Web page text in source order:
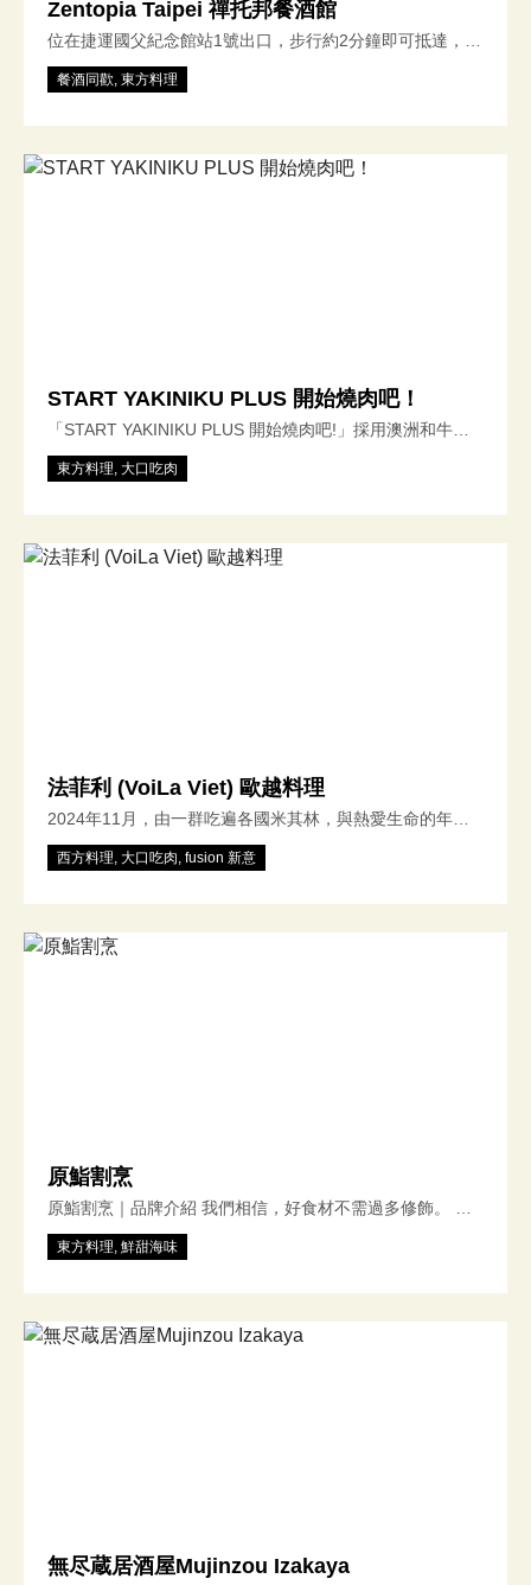
Zentopia Taipei 禪托邦餐酒館
位在捷運國父紀念館站1號出口，步行約2分鐘即可抵達，佔
地超過200坪以上的餐酒館，主打中式融合賽博龐克的風
格，從絢爛的燈牆裝飾到環繞著迷人燈光的吧台，每一處細
節都展現著獨特感，這裡的餐點不僅以外觀精緻著稱，由米
其林集團主廚為您帶來創意中式料理餐酒，結合了多層次的
口味，開啟一場視覺與味覺的雙重享受。每週三、五、六還
餐酒同歡, 東方料理
START YAKINIKU PLUS 開始燒肉吧！
「START YAKINIKU PLUS 開始燒肉吧!」採用澳洲和牛等
級M8-9及日本A5等級宮崎和牛，提供「吧台」及「包廂」
兩種不同的座位區域並提供專屬專業的燒肉服務，堅持炭火
燒烤的方式，只為了將「日式燒肉之美味」傳達給熱愛美食
的您
東方料理, 大口吃肉
法菲利 (VoiLa Viet) 歐越料理
2024年11月，由一群吃遍各國米其林，與熱愛生命的年輕
人所創立，VoiLa Viet主要取自法文，在讚嘆人生美好之
際，透過融合中西美味真“食”力量，分享給所有朋友們！
Opening on Nov. 2, 2024, VoiLa Viet is inspired by French
word "Voilà," symbolizing a celebration of life & by
blending magic flavors, to share culinary journey with all!
西方料理, 大口吃肉, fusion 新意
原鮨割烹
原鮨割烹｜品牌介紹 我們相信，好食材不需過多修飾。 原
鮨割烹以當令漁獲與旬味為主角，料理只為襯托其原味。 不
預設菜單，順應季節與靈感，用一雙手，做出當下最適合的
那一道。 尊重食材，也尊重來到這裡的你。
東方料理, 鮮甜海味
無尽蔵居酒屋Mujinzou Izakaya